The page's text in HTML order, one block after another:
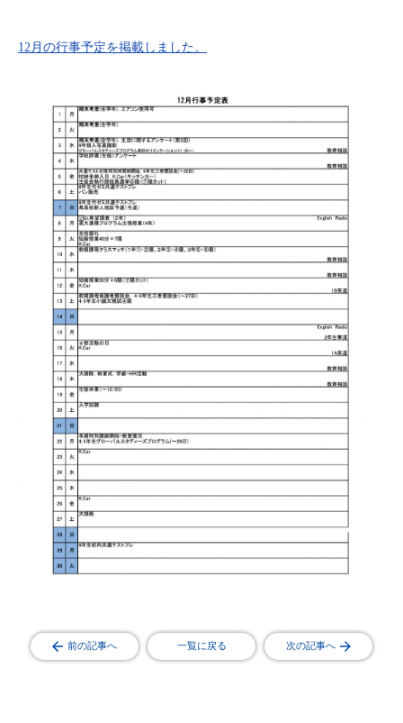
12月の行事予定を掲載しました。
前の記事へ 一覧に戻る 次の記事へ